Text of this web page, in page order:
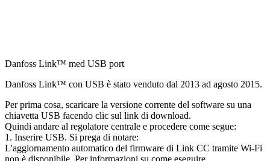
Danfoss Link™ med USB port
Danfoss Link™ con USB è stato venduto dal 2013 ad agosto 2015.
Per prima cosa, scaricare la versione corrente del software su una
chiavetta USB facendo clic sul link di download.
Quindi andare al regolatore centrale e procedere come segue:
1. Inserire USB. Si prega di notare:
L'aggiornamento automatico del firmware di Link CC tramite Wi-Fi